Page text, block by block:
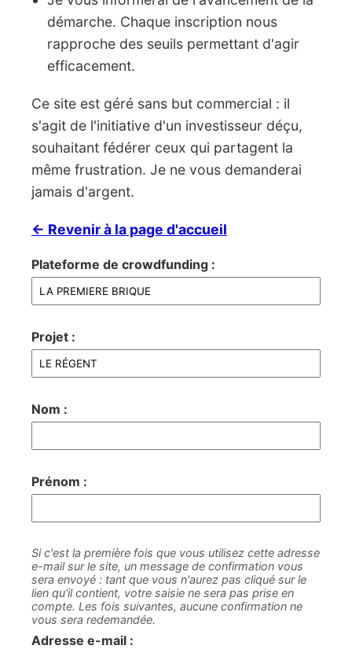
démarche. Chaque inscription nous
rapproche des seuils permettant d'agir
efficacement.
Ce site est géré sans but commercial : il
s'agit de l'initiative d'un investisseur déçu,
souhaitant fédérer ceux qui partagent la
même frustration. Je ne vous demanderai
jamais d'argent.
← Revenir à la page d'accueil
Plateforme de crowdfunding :
Projet :
Nom :
Prénom :
Si c'est la première fois que vous utilisez cette adresse
e-mail sur le site, un message de confirmation vous
sera envoyé : tant que vous n'aurez pas cliqué sur le
lien qu'il contient, votre saisie ne sera pas prise en
compte. Les fois suivantes, aucune confirmation ne
vous sera redemandée.
Adresse e-mail :